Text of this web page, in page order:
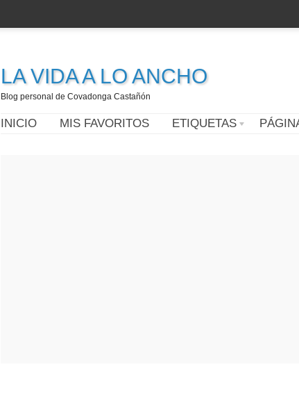
LA VIDA A LO ANCHO
Blog personal de Covadonga Castañón
INICIO MIS FAVORITOS ETIQUETAS